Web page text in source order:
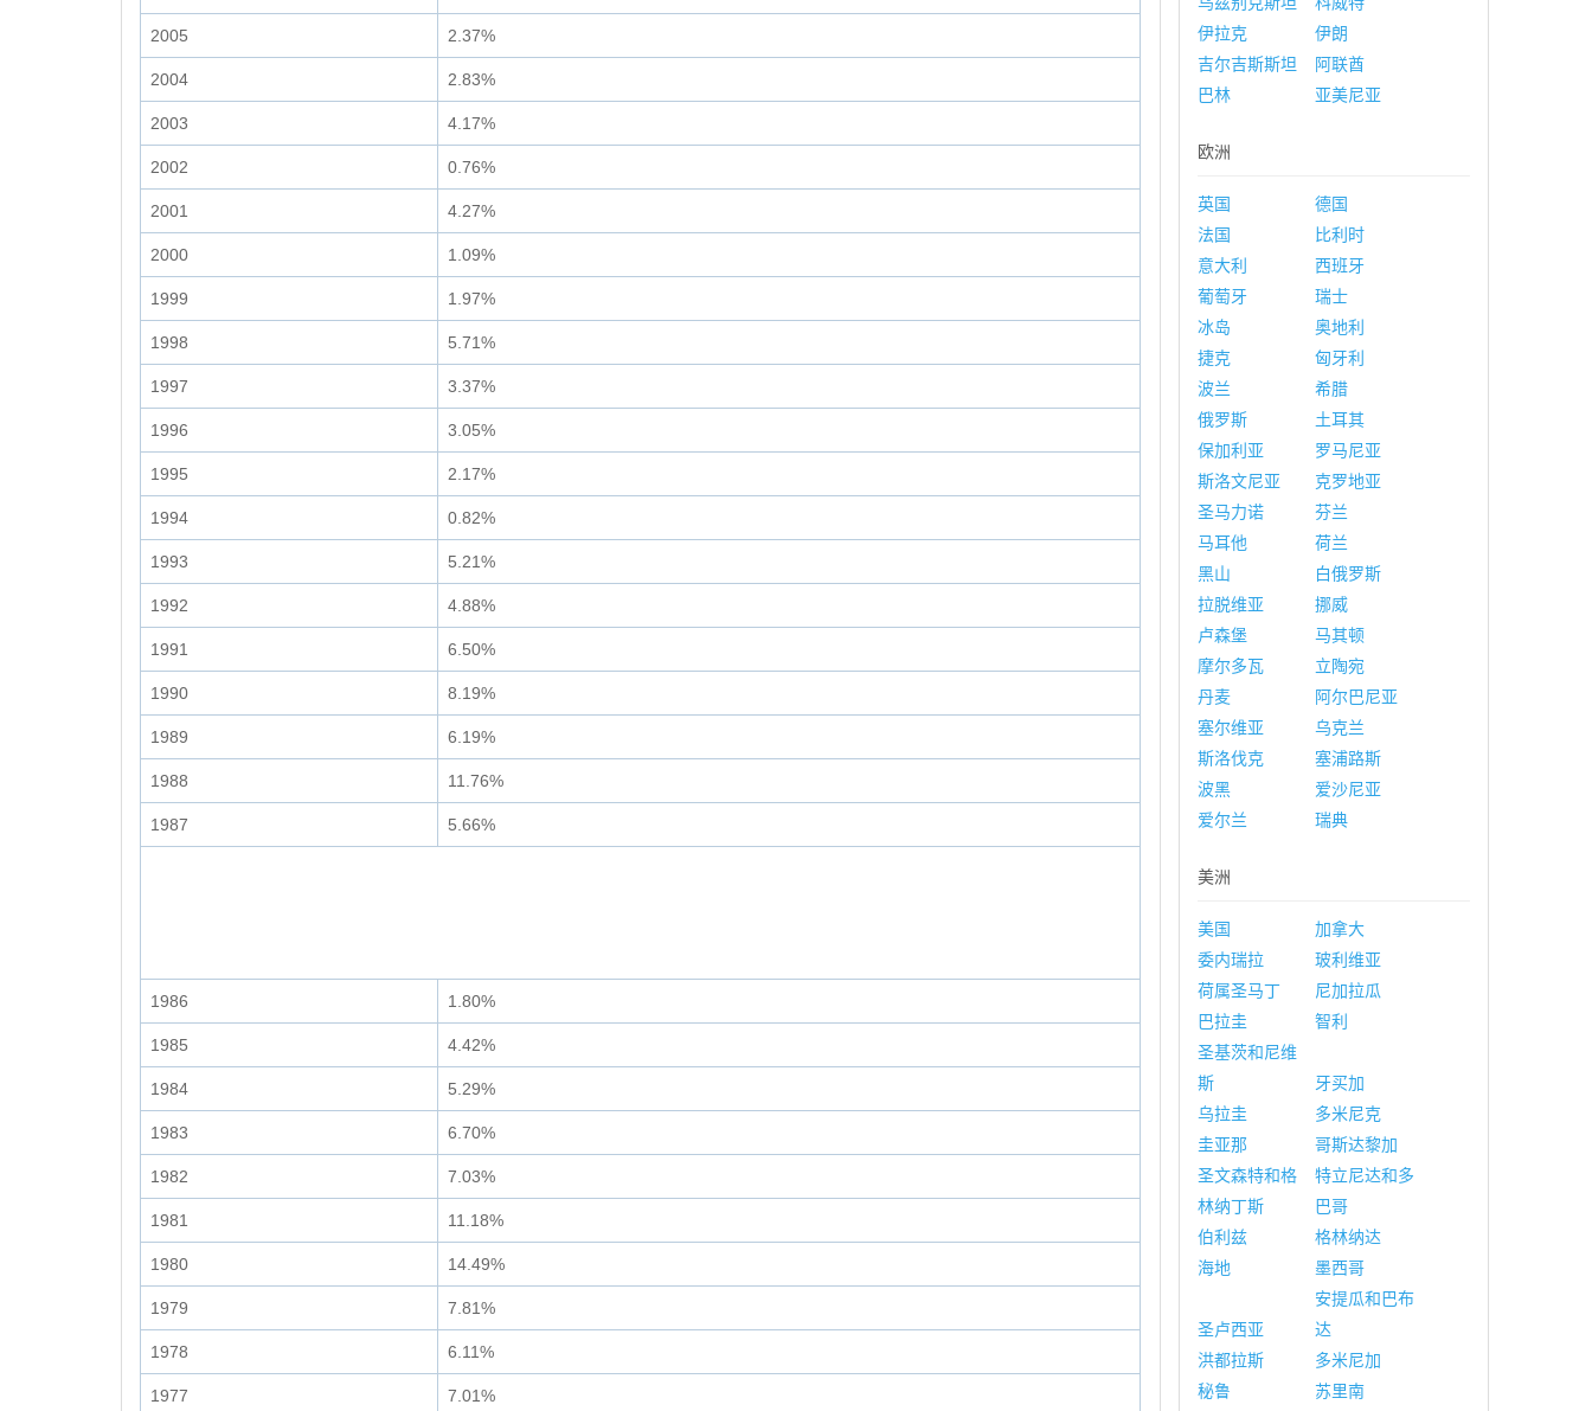
2005 2.37%
2004 2.83%
2003 4.17%
2002 0.76%
2001 4.27%
2000 1.09%
1999 1.97%
1998 5.71%
1997 3.37%
1996 3.05%
1995 2.17%
1994 0.82%
1993 5.21%
1992 4.88%
1991 6.50%
1990 8.19%
1989 6.19%
1988 11.76%
1987 5.66%
1986 1.80%
1985 4.42%
1984 5.29%
1983 6.70%
1982 7.03%
1981 11.18%
1980 14.49%
1979 7.81%
1978 6.11%
1977 7.01%
伊拉克
伊朗
吉尔吉斯斯坦
阿联酋
巴林
亚美尼亚
欧洲
英国
德国
法国
比利时
意大利
西班牙
葡萄牙
瑞士
冰岛
奥地利
捷克
匈牙利
波兰
希腊
俄罗斯
土耳其
保加利亚
罗马尼亚
斯洛文尼亚
克罗地亚
圣马力诺
芬兰
马耳他
荷兰
黑山
白俄罗斯
拉脱维亚
挪威
卢森堡
马其顿
摩尔多瓦
立陶宛
丹麦
阿尔巴尼亚
塞尔维亚
乌克兰
斯洛伐克
塞浦路斯
波黑
爱沙尼亚
爱尔兰
瑞典
美洲
美国
加拿大
委内瑞拉
玻利维亚
荷属圣马丁
尼加拉瓜
巴拉圭
智利
圣基茨和尼维
斯
牙买加
乌拉圭
多米尼克
圭亚那
哥斯达黎加
圣文森特和格
林纳丁斯
特立尼达和多
巴哥
伯利兹
格林纳达
海地
墨西哥
圣卢西亚
安提瓜和巴布
达
洪都拉斯
多米尼加
秘鲁
苏里南